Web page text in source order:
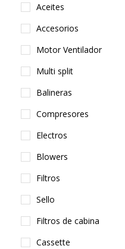
Aceites
Accesorios
Motor Ventilador
Multi split
Balineras
Compresores
Electros
Blowers
Filtros
Sello
Filtros de cabina
Cassette